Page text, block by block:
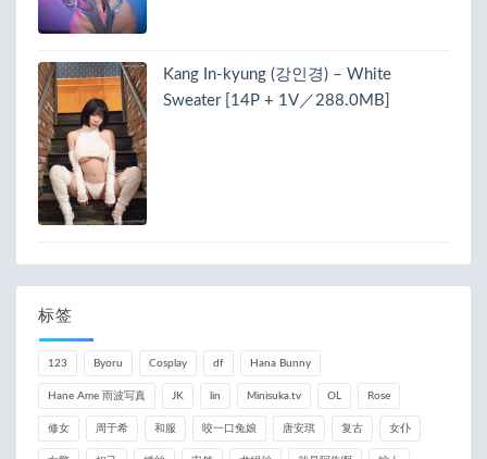
Kang In-kyung (강인경) – White
Sweater [14P + 1V／288.0MB]
标签
123 Byoru Cosplay df Hana Bunny
Hane Ame 雨波写真 JK lin Minisuka.tv OL Rose
修女 周于希 和服 咬一口兔娘 唐安琪 复古 女仆